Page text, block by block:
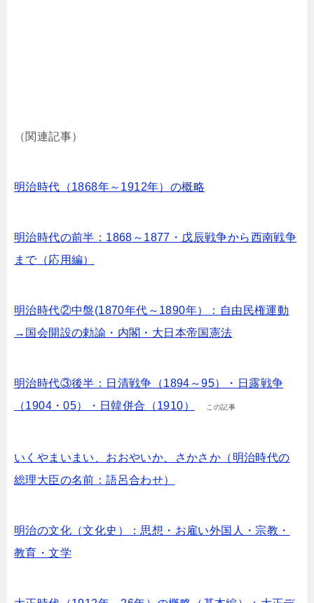
（関連記事）
明治時代（1868年～1912年）の概略
明治時代の前半：1868～1877・戊辰戦争から西南戦争
まで（応用編）
明治時代②中盤(1870年代～1890年）：自由民権運動
→国会開設の勅諭・内閣・大日本帝国憲法
明治時代③後半：日清戦争（1894～95）・日露戦争
（1904・05）・日韓併合（1910）
この記事
いくやまいまい、おおやいか、さかさか（明治時代の
総理大臣の名前：語呂合わせ）
明治の文化（文化史）：思想・お雇い外国人・宗教・
教育・文学